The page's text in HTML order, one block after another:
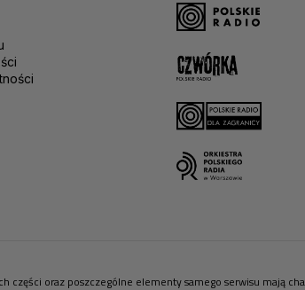
części oraz poszczególne elementy samego serwisu mają